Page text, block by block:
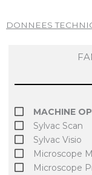
MACHINE
Sylvac Scan
Sylvac Visio
Microscope
Microscope
DONNEES